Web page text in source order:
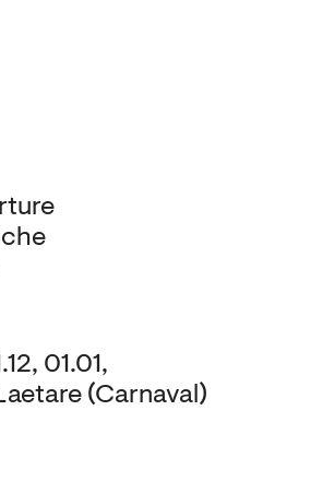
01.01,
(Carnaval)